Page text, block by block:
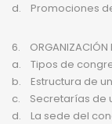
d. Promociones
6. ORGANIZACIÓN
a. Tipos de
b. Estructura de
c. Secretarías de
d. La sede del